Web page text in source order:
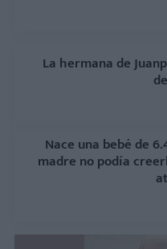
La hermana de
Nace una bebé de
madre no podía